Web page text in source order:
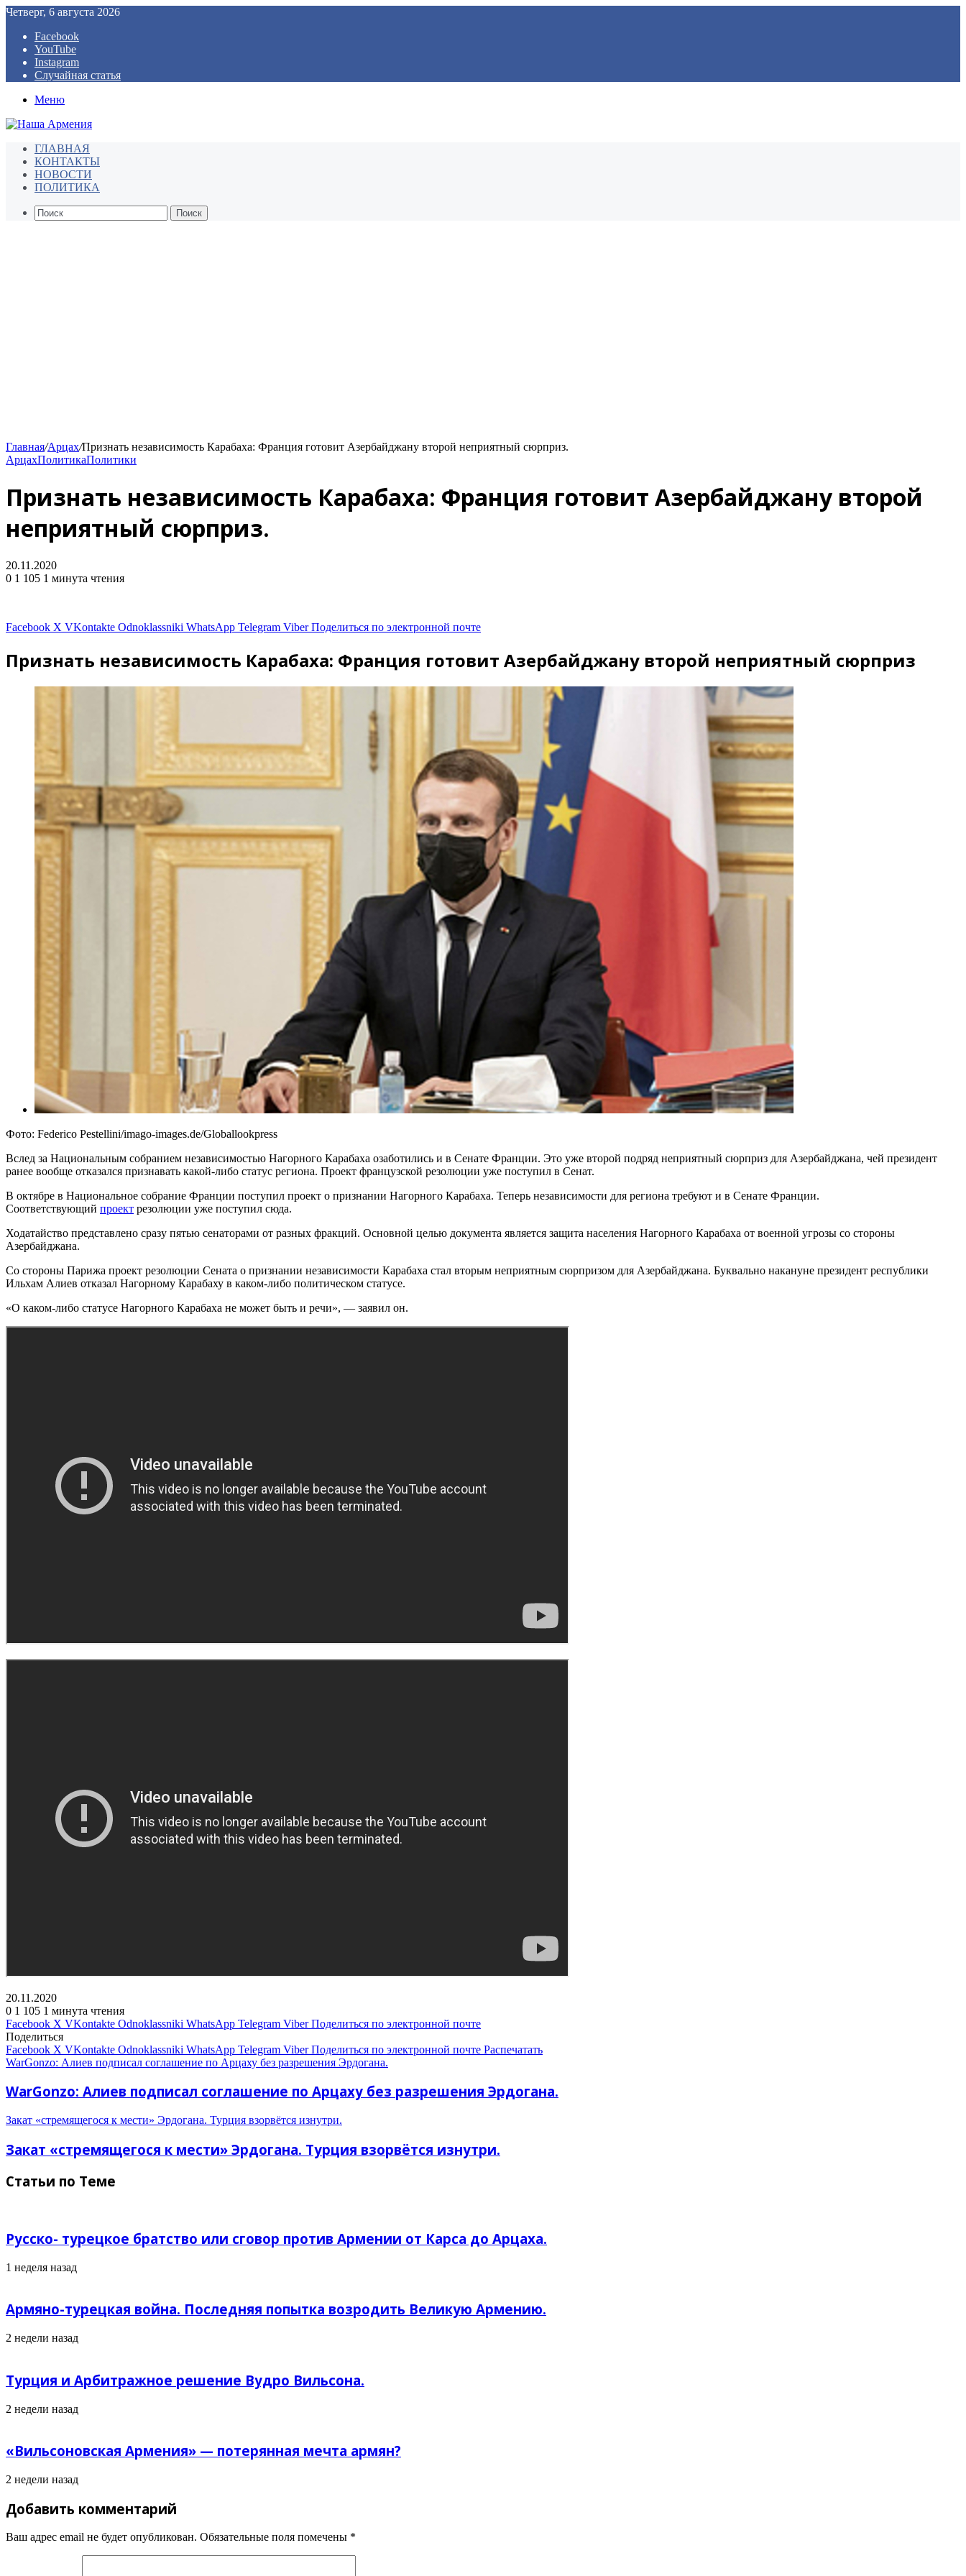
Четверг, 6 августа 2026
Facebook
YouTube
Instagram
Случайная статья
Меню
ГЛАВНАЯ
КОНТАКТЫ
НОВОСТИ
ПОЛИТИКА
Поиск
Главная/Арцах/Признать независимость Карабаха: Франция готовит Азербайджану второй неприятный сюрприз.
АрцахПолитикаПолитики
Признать независимость Карабаха: Франция готовит Азербайджану второй
неприятный сюрприз.
20.11.2020
0 1 105 1 минута чтения
Facebook X VKontakte Odnoklassniki WhatsApp Telegram Viber Поделиться по электронной почте
Признать независимость Карабаха: Франция готовит Азербайджану второй неприятный сюрприз
Фото: Federico Pestellini/imago-images.de/Globallookpress
Вслед за Национальным собранием независимостью Нагорного Карабаха озаботились и в Сенате Франции. Это уже второй подряд неприятный сюрприз для Азербайджана, чей президент
ранее вообще отказался признавать какой-либо статус региона. Проект французской резолюции уже поступил в Сенат.
В октябре в Национальное собрание Франции поступил проект о признании Нагорного Карабаха. Теперь независимости для региона требуют и в Сенате Франции.
Соответствующий проект резолюции уже поступил сюда.
Ходатайство представлено сразу пятью сенаторами от разных фракций. Основной целью документа является защита населения Нагорного Карабаха от военной угрозы со стороны
Азербайджана.
Со стороны Парижа проект резолюции Сената о признании независимости Карабаха стал вторым неприятным сюрпризом для Азербайджана. Буквально накануне президент республики
Ильхам Алиев отказал Нагорному Карабаху в каком-либо политическом статусе.
«О каком-либо статусе Нагорного Карабаха не может быть и речи», — заявил он.
20.11.2020
0 1 105 1 минута чтения
Facebook X VKontakte Odnoklassniki WhatsApp Telegram Viber Поделиться по электронной почте
Поделиться
Facebook X VKontakte Odnoklassniki WhatsApp Telegram Viber Поделиться по электронной почте Распечатать
WarGonzo: Алиев подписал соглашение по Арцаху без разрешения Эрдогана.
WarGonzo: Алиев подписал соглашение по Арцаху без разрешения Эрдогана.
Закат «стремящегося к мести» Эрдогана. Турция взорвётся изнутри.
Закат «стремящегося к мести» Эрдогана. Турция взорвётся изнутри.
Статьи по Теме
Русско- турецкое братство или сговор против Армении от Карса до Арцаха.
1 неделя назад
Армяно-турецкая война. Последняя попытка возродить Великую Армению.
2 недели назад
Турция и Арбитражное решение Вудро Вильсона.
2 недели назад
«Вильсоновская Армения» — потерянная мечта армян?
2 недели назад
Добавить комментарий
Ваш адрес email не будет опубликован. Обязательные поля помечены *